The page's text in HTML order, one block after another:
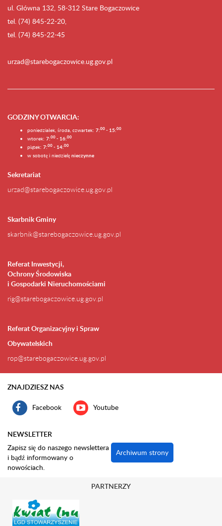
ul. Główna 132, 58-312 Stare Bogaczowice
tel. (74) 845-22-20,
tel. (74) 845-22-45
urzad@starebogaczowice.ug.gov.pl
GODZINY OTWARCIA:
poniedziałek, środa, czwartek: 7:00 - 15:00
wtorek: 7:00 - 16:00
piątek: 7:00 - 14:00
w sobotę i niedzielę nieczynne
Sekretariat
urzad@starebogaczowice.ug.gov.pl
Skarbnik Gminy
skarbnik@starebogaczowice.ug.gov.pl
Referat Inwestycji,
Ochrony Środowiska
i Gospodarki Nieruchomościami
rig@starebogaczowice.ug.gov.pl
Referat Organizacyjny i Spraw
Obywatelskich
rop@starebogaczowice.ug.gov.pl
ZNAJDZIESZ NAS
Facebook Youtube
NEWSLETTER
Zapisz się do naszego newslettera
i bądź informowany o
nowościach.
Archiwum strony
PARTNERZY